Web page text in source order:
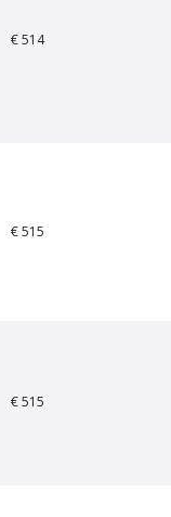
€ 514
€ 515
€ 515